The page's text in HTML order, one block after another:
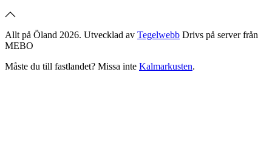
Allt på Öland 2026. Utvecklad av Tegelwebb Drivs på server från
MEBO
Måste du till fastlandet? Missa inte Kalmarkusten.